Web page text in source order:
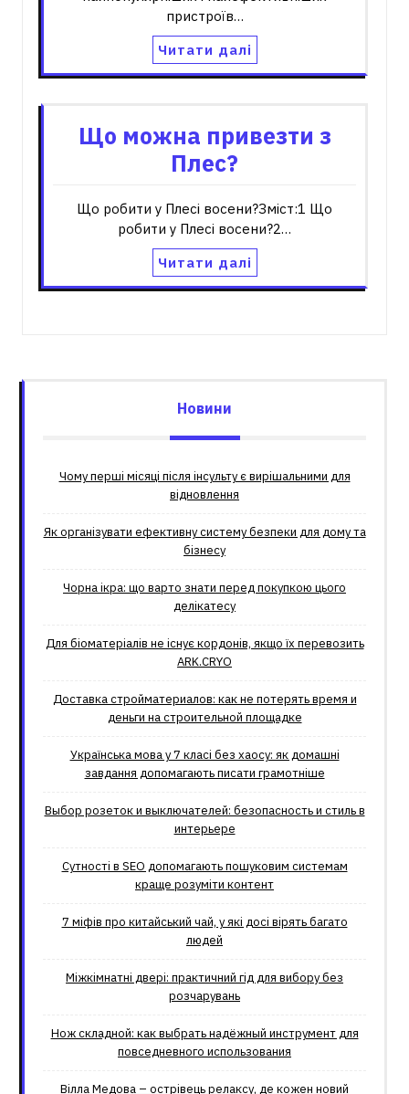
пристроїв…
Читати далі
Що можна привезти з
Плес?
Що робити у Плесі восени?Зміст:1 Що
робити у Плесі восени?2…
Читати далі
Новини
Чому перші місяці після інсульту є вирішальними для
відновлення
Як організувати ефективну систему безпеки для дому та
бізнесу
Чорна ікра: що варто знати перед покупкою цього
делікатесу
Для біоматеріалів не існує кордонів, якщо їх перевозить
ARK.CRYO
Доставка стройматериалов: как не потерять время и
деньги на строительной площадке
Українська мова у 7 класі без хаосу: як домашні
завдання допомагають писати грамотніше
Выбор розеток и выключателей: безопасность и стиль в
интерьере
Сутності в SEO допомагають пошуковим системам
краще розуміти контент
7 міфів про китайський чай, у які досі вірять багато
людей
Міжкімнатні двері: практичний гід для вибору без
розчарувань
Нож складной: как выбрать надёжный инструмент для
повседневного использования
Вілла Медова – острівець релаксу, де кожен новий